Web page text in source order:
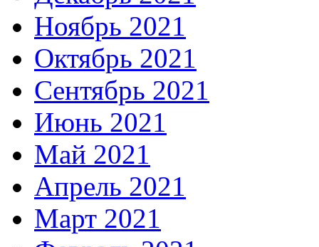
Ноябрь 2021
Октябрь 2021
Сентябрь 2021
Июнь 2021
Май 2021
Апрель 2021
Март 2021